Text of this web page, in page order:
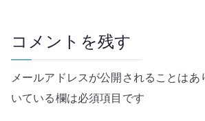
ー
シ
ョ
コメントを残す
メールアドレスが公開されることはあ
いている欄は必須項目です